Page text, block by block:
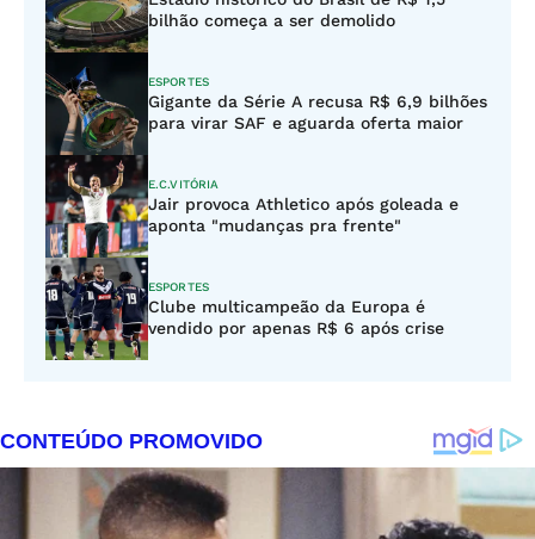
bilhão começa a ser demolido
ESPORTES
Gigante da Série A recusa R$ 6,9 bilhões
para virar SAF e aguarda oferta maior
E.C.VITÓRIA
Jair provoca Athletico após goleada e
aponta "mudanças pra frente"
ESPORTES
Clube multicampeão da Europa é
vendido por apenas R$ 6 após crise